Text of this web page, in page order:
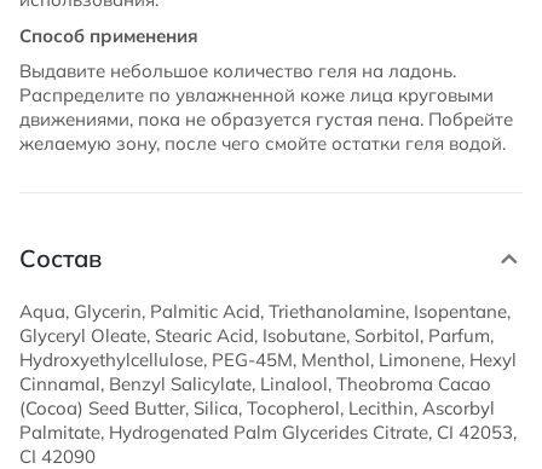
Способ применения
Выдавите небольшое количество геля на ладонь.
Распределите по увлажненной коже лица круговыми
движениями, пока не образуется густая пена. Побрейте
желаемую зону, после чего смойте остатки геля водой.
Состав
Aqua, Glycerin, Palmitic Acid, Triethanolamine, Isopentane,
Glyceryl Oleate, Stearic Acid, Isobutane, Sorbitol, Parfum,
Hydroxyethylcellulose, PEG-45M, Menthol, Limonene, Hexyl
Cinnamal, Benzyl Salicylate, Linalool, Theobroma Cacao
(Cocoa) Seed Butter, Silica, Tocopherol, Lecithin, Ascorbyl
Palmitate, Hydrogenated Palm Glycerides Citrate, CI 42053,
CI 42090